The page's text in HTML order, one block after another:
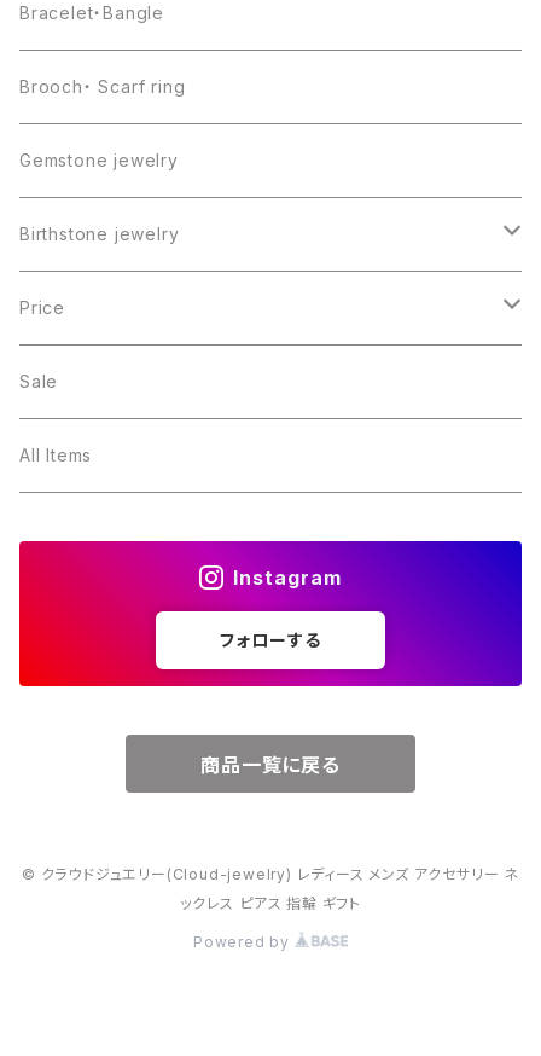
Bracelet・Bangle
Brooch・ Scarf ring
Gemstone jewelry
Birthstone jewelry
１月・ガーネット
２月・アメジスト
３月・アクアマリン
Price
～5000円
～10000円
Sale
All Items
Instagram
フォローする
商品一覧に戻る
© クラウドジュエリー(Cloud-jewelry) レディース メンズ アクセサリー ネ
ックレス ピアス 指輪 ギフト
Powered by